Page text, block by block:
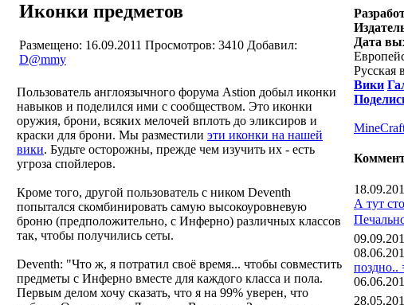
Иконки предметов
Размещено: 16.09.2011 Просмотров: 3410 Добавил:
D@mmy
Пользователь англоязычного форума Astion добыл иконки
навыков и поделился ими с сообществом. Это иконки
оружия, брони, всяких мелочей вплоть до эликсиров и
краски для брони. Мы разместили эти иконки на нашей
вики. Будьте осторожны, прежде чем изучить их - есть
угроза спойлеров.
Кроме того, другой пользователь с ником Deventh
попытался скомбинировать самую высокоуровневую
броню (предположительно, с Инферно) различных классов
так, чтобы получились сеты.
Deventh: "Что ж, я потратил своё время... чтобы совместить
предметы с Инферно вместе для каждого класса и пола.
Первым делом хочу сказать, что я на 99% уверен, что
Дата
Русская
Вики
А тут
поздно..